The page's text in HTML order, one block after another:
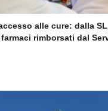
alle cure: dalla
rimborsati dal